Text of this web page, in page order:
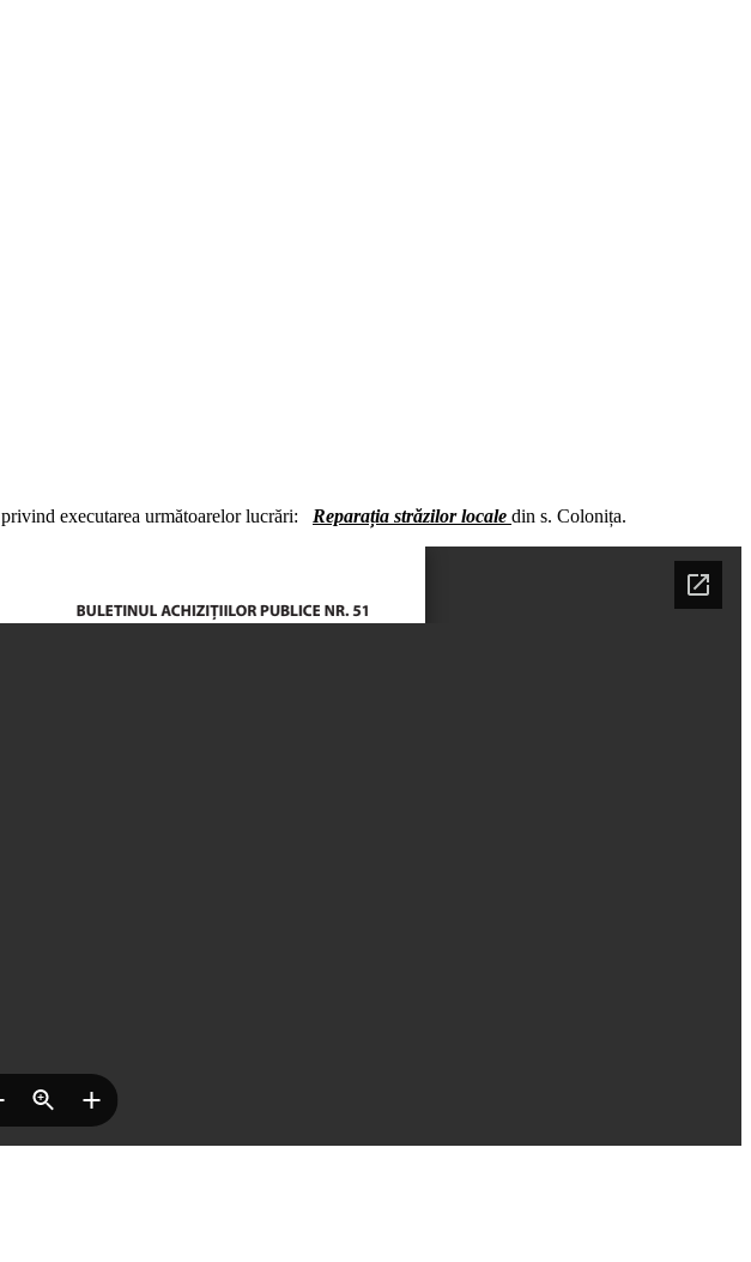
privind executarea următoarelor lucrări: Reparația străzilor locale din s. Colonița.